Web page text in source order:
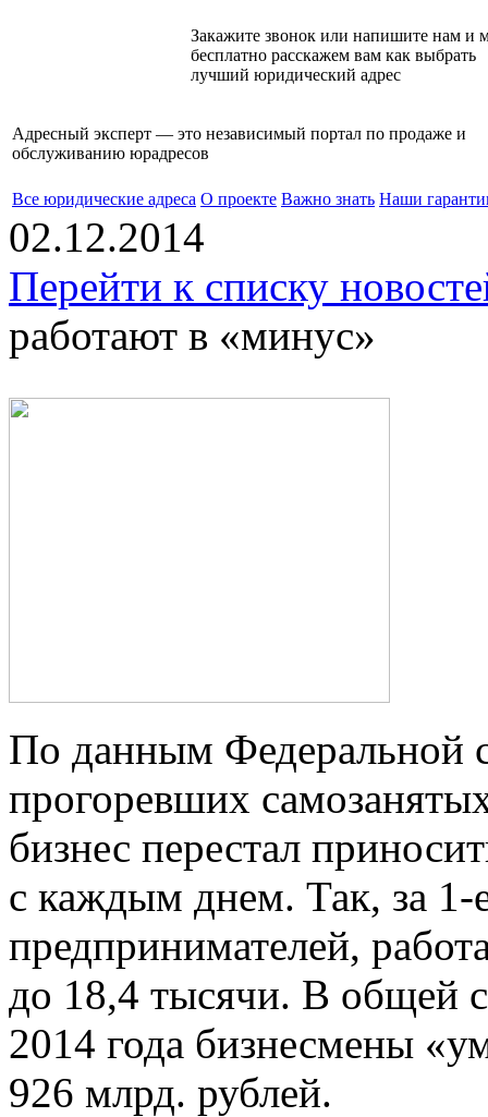
Закажите звонок или напишите нам и
бесплатно расскажем вам как выбрать
лучший юридический адрес
Адресный эксперт — это независимый портал по продаже и
обслуживанию юрадресов
Все юридические адреса О проекте Важно знать Наши
02.12.2014
Перейти к списку
работают в «минус»
По данным Федеральной
прогоревших
бизнес перестал
с каждым днем. Так, за 1-
предпринимателей,
до 18,4 тысячи. В общей
2014 года бизнесмены
926 млрд. рублей.